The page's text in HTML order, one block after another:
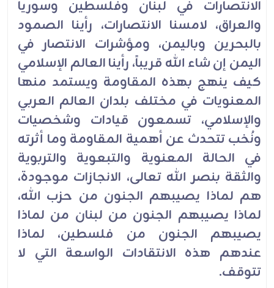
الانتصارات في لبنان وفلسطين وسوريا
والعراق، لامسنا الانتصارات، رأينا الصمود
بالبحرين وباليمن، ومؤشرات الانتصار في
اليمن إن شاء الله قريباً، رأينا العالم الإسلامي
كيف ينهج بهذه المقاومة ويستمد منها
المعنويات في مختلف بلدان العالم العربي
والإسلامي، تسمعون قيادات وشخصيات
ونُخب تتحدث عن أهمية المقاومة وما أثرته
في الحالة المعنوية والتبعوية والتربوية
والثقة بنصر الله تعالى، الانجازات موجودة،
هم لماذا يصيبهم الجنون من حزب الله،
لماذا يصيبهم الجنون من لبنان من لماذا
يصيبهم الجنون من فلسطين، لماذا
عندهم هذه الانتقادات الواسعة التي لا
تتوقف.